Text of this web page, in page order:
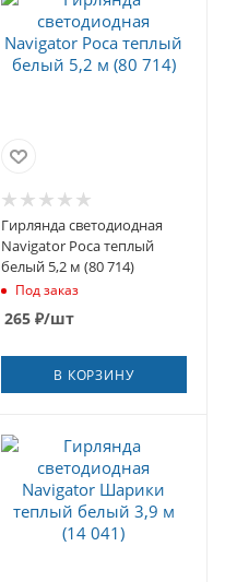
Гирлянда светодиодная
Navigator Роса теплый
белый 5,2 м (80 714)
Под заказ
265₽/шт
В КОРЗИНУ